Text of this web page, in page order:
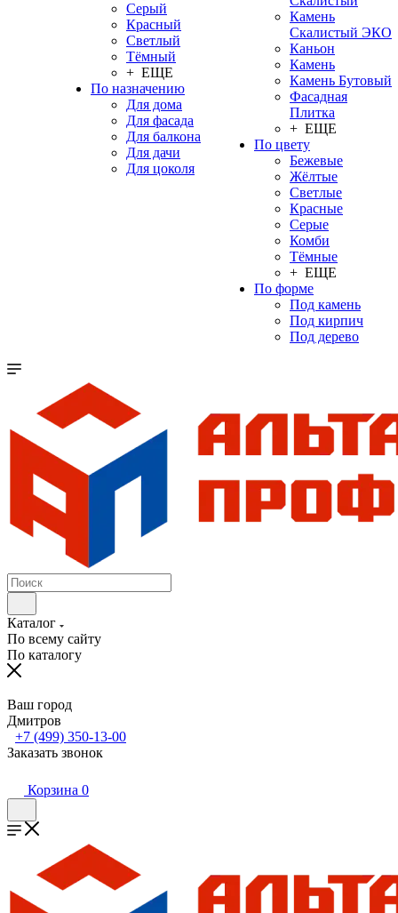
Серый
Красный
Светлый
Тёмный
+ ЕЩЕ
По назначению
Для дома
Для фасада
Для балкона
Для дачи
Для цоколя
Камень
Скалистый ЭКО
Каньон
Камень
Камень Бутовый
Фасадная
Плитка
+ ЕЩЕ
По цвету
Бежевые
Жёлтые
Светлые
Красные
Серые
Комби
Тёмные
+ ЕЩЕ
По форме
Под камень
Под кирпич
Под дерево
Каталог
По всему сайту
По каталогу
Ваш город
Дмитров
+7 (499) 350-13-00
Заказать звонок
Корзина 0